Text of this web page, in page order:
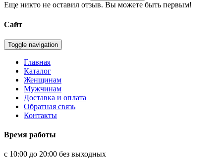
Еще никто не оставил отзыв. Вы можете быть первым!
Сайт
Toggle navigation
Главная
Каталог
Женщинам
Мужчинам
Доставка и оплата
Обратная связь
Контакты
Время работы
с 10:00 до 20:00 без выходных